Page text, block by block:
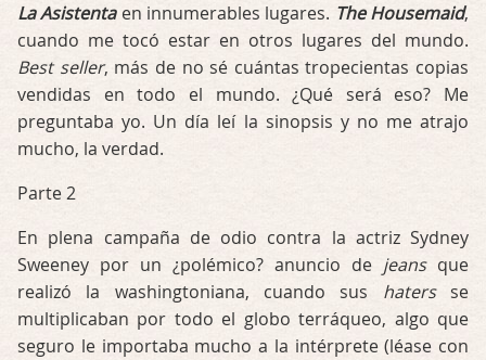
La Asistentaen innumerables lugares. The Housemaid,
cuando me tocó estar en otros lugares del mundo.
Best seller, más de no sé cuántas tropecientas copias
vendidas en todo el mundo. ¿Qué será eso? Me
preguntaba yo. Un día leí la sinopsis y no me atrajo
mucho, la verdad.
Parte 2
En plena campaña de odio contra la actriz Sydney
Sweeney por un ¿polémico? anuncio de jeansque
realizó la washingtoniana, cuando sus hatersse
multiplicaban por todo el globo terráqueo, algo que
seguro le importaba mucho a la intérprete (léase con